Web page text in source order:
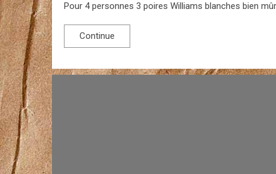
Pour 4 personnes 3 poires Williams blanches bien
Continue